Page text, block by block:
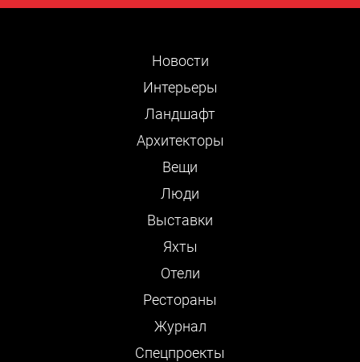
Новости
Интерьеры
Ландшафт
Архитекторы
Вещи
Люди
Выставки
Яхты
Отели
Рестораны
Журнал
Cпецпроекты